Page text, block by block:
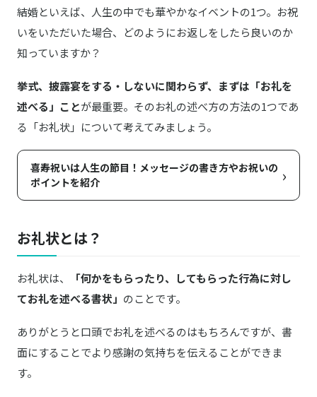
結婚といえば、人生の中でも華やかなイベントの1つ。お祝
いをいただいた場合、どのようにお返しをしたら良いのか
知っていますか？
挙式、披露宴をする・しないに関わらず、まずは「お礼を
述べる」ことが最重要。そのお礼の述べ方の方法の1つであ
る「お礼状」について考えてみましょう。
喜寿祝いは人生の節目！メッセージの書き方やお祝いの
ポイントを紹介
›
お礼状とは？
お礼状は、
「何かをもらったり、してもらった行為に対し
てお礼を述べる書状」 のことです。
ありがとうと口頭でお礼を述べるのはもちろんですが、書
面にすることでより感謝の気持ちを伝えることができま
す。